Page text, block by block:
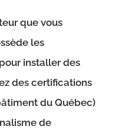
que vous
les
installer des
des certifications
du Québec)
de